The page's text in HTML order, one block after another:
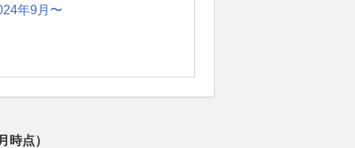
年9月〜
時点）